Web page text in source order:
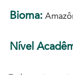
Bioma:
Nível